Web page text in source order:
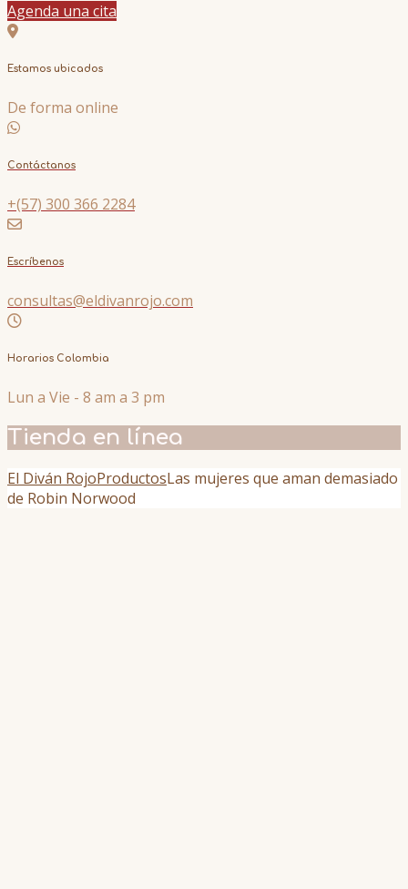
Agenda una cita
Estamos ubicados
De forma online
Contáctanos
+(57) 300 366 2284
Escríbenos
consultas@eldivanrojo.com
Horarios Colombia
Lun a Vie - 8 am a 3 pm
Tienda en línea
El Diván RojoProductosLas mujeres que aman demasiado
de Robin Norwood